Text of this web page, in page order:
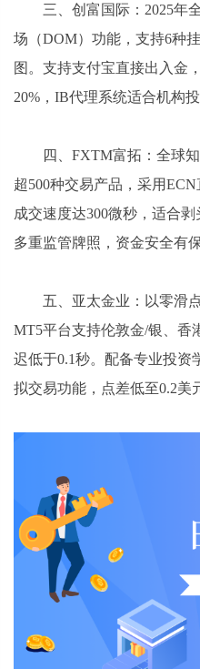
三、创富国际：2025年
场（DOM）功能，支持6种
图。支持支付宝直接出入金
20%，IB代理系统适合机构
四、FXTM富拓：全球
超500种交易产品，采用
成交速度达300微秒，适合
多重监管牌照，资金安全有保
五、亚太金业：以零滑
MT5平台支持伦敦金/银、香
迟低于0.1秒。配备专业投资
拟交易功能，点差低至0.2美